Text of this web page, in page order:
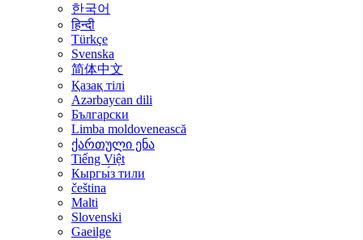
한국어
हिन्दी
Türkçe
Svenska
简体中文
Қазақ тілі
Azərbaycan dili
Български
Limba moldovenească
ქართული ენა
Tiếng Việt
Кыргы́з тили
čeština
Malti
Slovenski
Gaeilge